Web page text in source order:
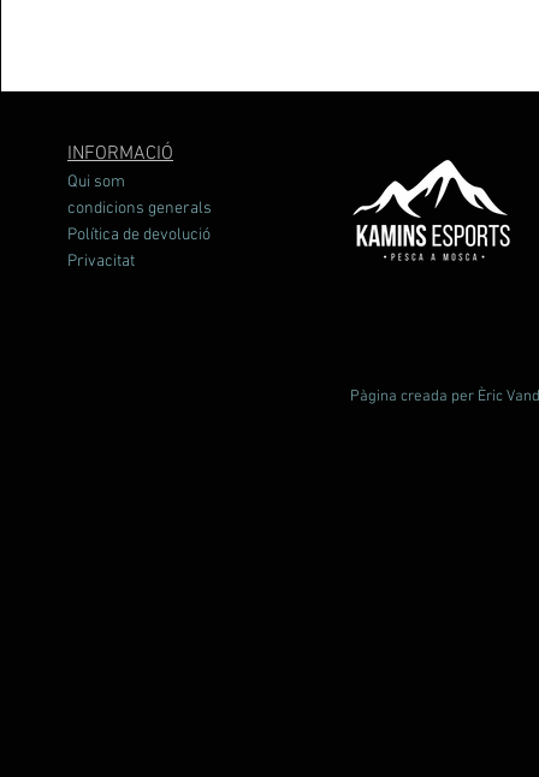
INFORMACIÓ
Qui som
condicions generals
Política de devolució
Privacitat
Pàgina creada per Èric